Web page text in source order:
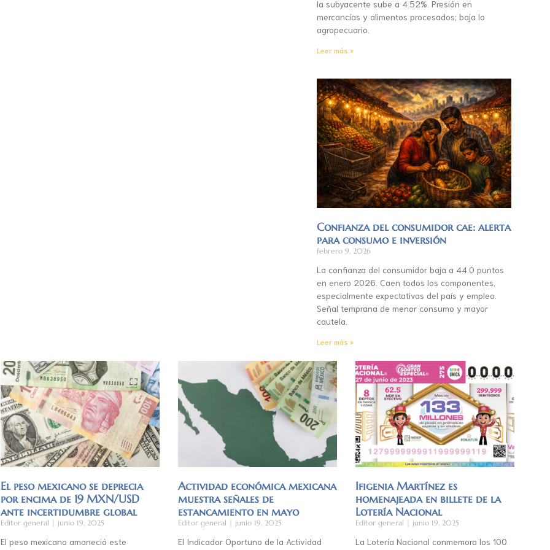
la subyacente sube a 4.52%. Presión en
mercancías y alimentos procesados; baja lo
agropecuario.
Leer más »
Confianza del consumidor cae: alerta
para consumo e inversión
febrero 9, 2026
La confianza del consumidor baja a 44.0 puntos
en enero 2026. Caen todos los componentes,
especialmente expectativas del país y empleo.
Señal temprana de menor consumo y mayor
cautela.
Leer más »
El peso mexicano se deprecia
por encima de 19 MXN/USD
ante incertidumbre global
Editor general junio 19, 2025
El peso mexicano amaneció este
Actividad económica mexicana
muestra señales de
estancamiento en mayo
Editor general junio 19, 2025
El Indicador Oportuno de la Actividad
Ifigenia Martínez es
homenajeada en billete de la
Lotería Nacional
Editor general junio 19, 2025
La Lotería Nacional conmemora los 100